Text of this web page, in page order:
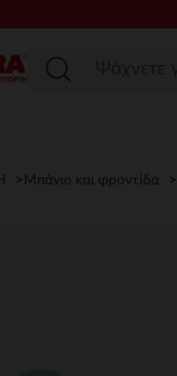
Μπάνιο και φροντίδα